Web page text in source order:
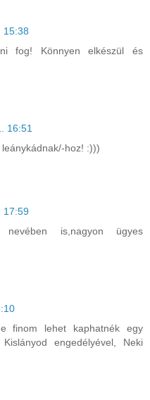
15:38
fog! Könnyen elkészül és
16:51
hoz! :)))
17:59
is,nagyon ügyes
finom lehet kaphatnék egy
engedélyével, Neki